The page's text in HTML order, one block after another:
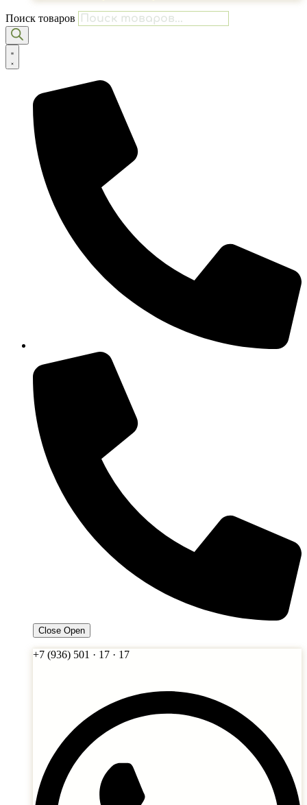
Поиск товаров
Close Open
+7 (936) 501 · 17 · 17